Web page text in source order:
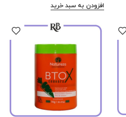
افزودن به سبد خرید